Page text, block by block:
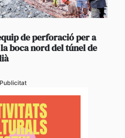
de perforació per a
boca nord del túnel de
Publicitat